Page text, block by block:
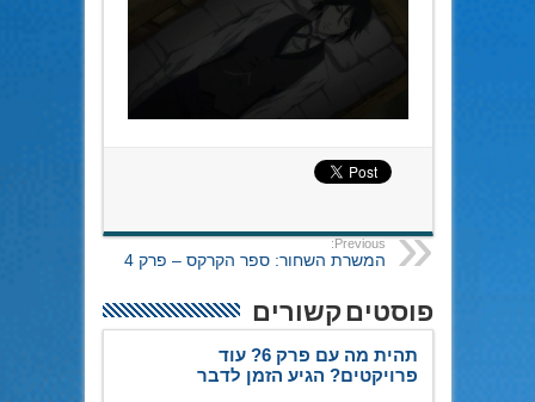
Previous:
המשרת השחור: ספר הקרקס – פרק 4
פוסטים קשורים
תהית מה עם פרק 6? עוד
פרויקטים? הגיע הזמן לדבר